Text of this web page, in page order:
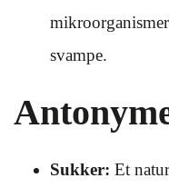
svampe.
Sukker: Et